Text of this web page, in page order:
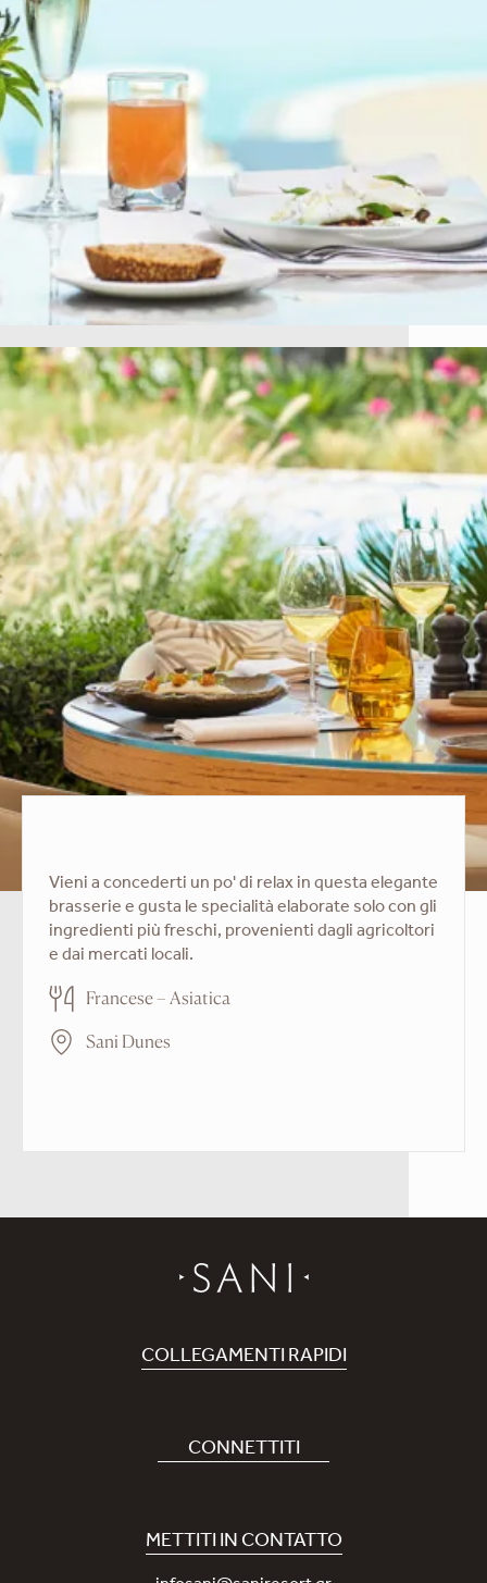
Vieni a concederti un po' di relax in questa elegante
brasserie e gusta le specialità elaborate solo con gli
ingredienti più freschi, provenienti dagli agricoltori
e dai mercati locali.
Francese – Asiatica
Sani Dunes
COLLEGAMENTI RAPIDI
Carriere
News
CONNETTITI
Sani Rewards
METTITI IN CONTATTO